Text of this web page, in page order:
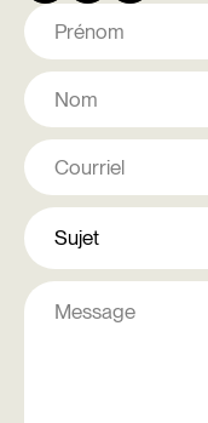
Nom
Prénom
Nom
Courriel
Comment
pouvons-
nous
vous
aider?
Message
complémentaire